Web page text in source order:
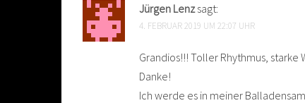
Jürgen Lenz sagt:
4. FEBRUAR 2019 UM 22:07 UHR
Grandios!!! Toller Rhythmus,
Danke!
Ich werde es in meiner